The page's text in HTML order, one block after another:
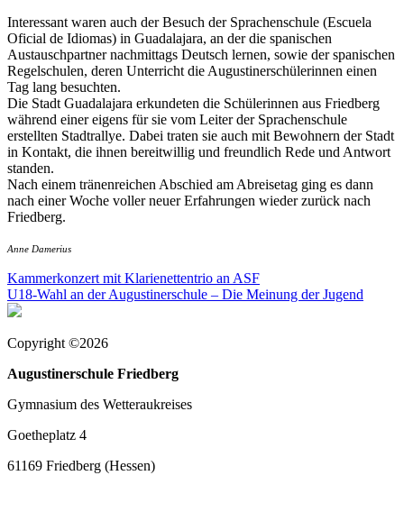
Interessant waren auch der Besuch der Sprachenschule (Escuela
Oficial de Idiomas) in Guadalajara, an der die spanischen
Austauschpartner nachmittags Deutsch lernen, sowie der spanischen
Regelschulen, deren Unterricht die Augustinerschülerinnen einen
Tag lang besuchten.
Die Stadt Guadalajara erkundeten die Schülerinnen aus Friedberg
während einer eigens für sie vom Leiter der Sprachenschule
erstellten Stadtrallye. Dabei traten sie auch mit Bewohnern der Stadt
in Kontakt, die ihnen bereitwillig und freundlich Rede und Antwort
standen.
Nach einem tränenreichen Abschied am Abreisetag ging es dann
nach einer Woche voller neuer Erfahrungen wieder zurück nach
Friedberg.
Anne Damerius
Beitragsnavigation
Kammerkonzert mit Klarienettentrio an ASF
U18-Wahl an der Augustinerschule – Die Meinung der Jugend
Copyright ©2026
Augustinerschule Friedberg
Gymnasium des Wetteraukreises
Goetheplatz 4
61169 Friedberg (Hessen)